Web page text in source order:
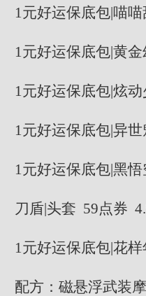
1元好运保底包|喵
1元好运保底包|黄
1元好运保底包|炫
1元好运保底包|异
1元好运保底包|黑
刀盾|头套 59点券
1元好运保底包|花
配方：磁悬浮武装